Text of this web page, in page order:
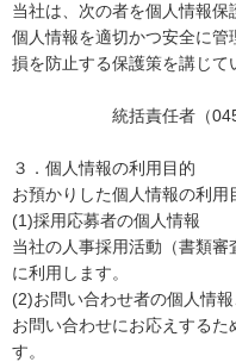
当社は、次の者を個人情報
個人情報を適切かつ安全に管
損を防止する保護策を講じて
統括責任者（045-
３．個人情報の利用目的
お預かりした個人情報の利用
(1)採用応募者の個人情報
当社の人事採用活動（書類審
に利用します。
(2)お問い合わせ者の個人情報
お問い合わせにお応えするた
す。